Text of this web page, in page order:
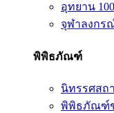
อุทยาน
จุฬาลงกร
พิพิธภัณฑ์
นิทรรศสถ
พิพิธภัณฑ์